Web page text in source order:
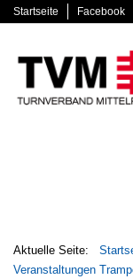
Startseite Facebook
Aktuelle Seite:
Veranstaltungen